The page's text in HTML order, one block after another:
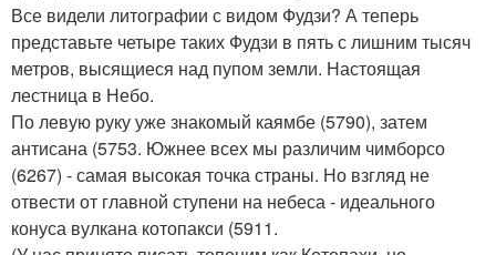
Все видели литографии с видом Фудзи? А теперь
представьте четыре таких Фудзи в пять с лишним тысяч
метров, высящиеся над пупом земли. Настоящая
лестница в Небо.
По левую руку уже знакомый каямбе (5790), затем
антисана (5753. Южнее всех мы различим чимборсо
(6267) - самая высокая точка страны. Но взгляд не
отвести от главной ступени на небеса - идеального
конуса вулкана котопакси (5911.